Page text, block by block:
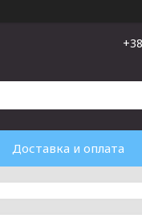
Доставка и оплата